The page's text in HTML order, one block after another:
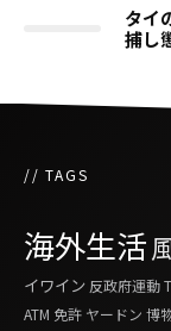
タイ
捕し
// TAGS
海外生活
イワイン 反政府運動
ATM 免許 ヤードン 博